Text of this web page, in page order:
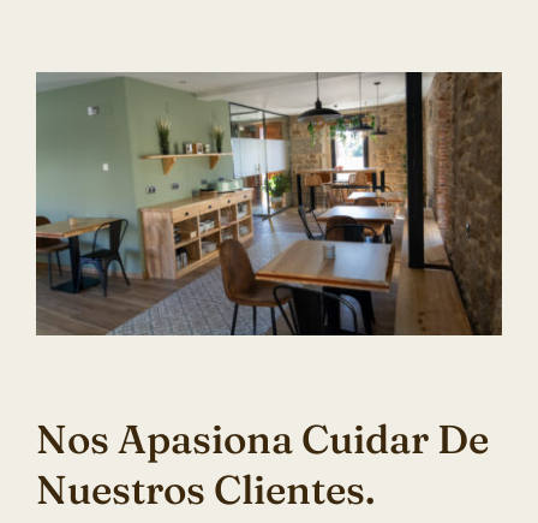
Nos Apasiona Cuidar De
Nuestros Clientes.